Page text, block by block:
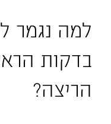
למה נגמר
בדקות
הריצה?